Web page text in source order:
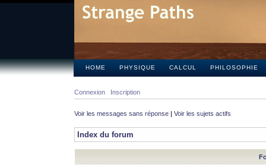
HOME PHYSIQUE CALCUL PHILOSOPHIE
Connexion Inscription
Voir les messages sans réponse | Voir les sujets actifs
Index du forum